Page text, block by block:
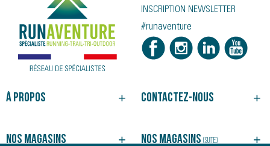
À propos
NOS MAGASINS
Contactez-nous
SUIVRE VOTRE COMMANDE
INSCRIPTION NEWSLETTER
#runaventure
Nos magasins Nos magasins (suite)